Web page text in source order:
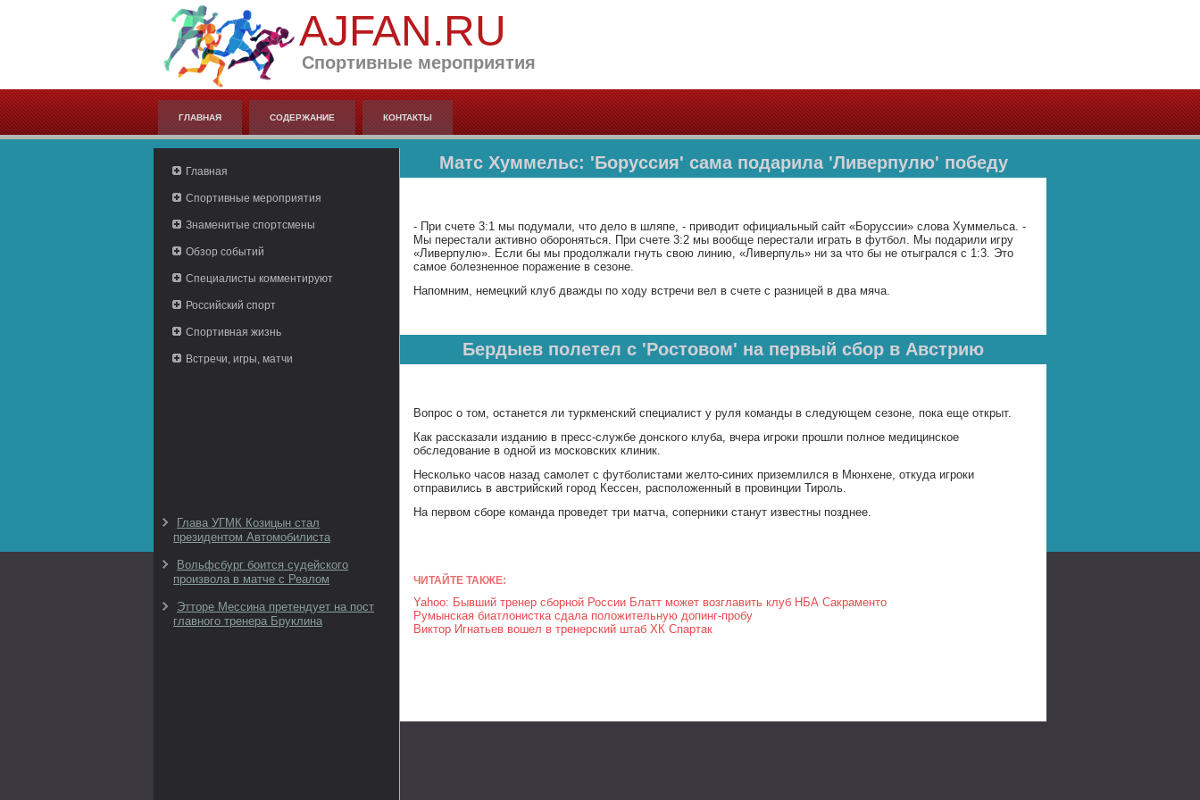
AJFAN.RU
Спортивные мероприятия
ГЛАВНАЯ СОДЕРЖАНИЕ КОНТАКТЫ
Главная
Спортивные мероприятия
Знаменитые спортсмены
Обзор событий
Специалисты комментируют
Российский спорт
Спортивная жизнь
Встречи, игры, матчи
Глава УГМК Козицын стал
президентом Автомобилиста
Вольфсбург боится судейского
произвола в матче с Реалом
Этторе Мессина претендует на пост
главного тренера Бруклина
Матс Хуммельс: 'Боруссия' сама подарила 'Ливерпулю' победу
- При счете 3:1 мы подумали, что дело в шляпе, - приводит официальный сайт «Боруссии» слова Хуммельса. -
Мы перестали активно обороняться. При счете 3:2 мы вообще перестали играть в футбол. Мы подарили игру
«Ливерпулю». Если бы мы продолжали гнуть свою линию, «Ливерпуль» ни за что бы не отыгрался с 1:3. Это
самое болезненное поражение в сезоне.
Напомним, немецкий клуб дважды по ходу встречи вел в счете с разницей в два мяча.
Бердыев полетел с 'Ростовом' на первый сбор в Австрию
Вопрос о том, останется ли туркменский специалист у руля команды в следующем сезоне, пока еще открыт.
Как рассказали изданию в пресс-службе донского клуба, вчера игроки прошли полное медицинское
обследование в одной из московских клиник.
Несколько часов назад самолет с футболистами желто-синих приземлился в Мюнхене, откуда игроки
отправились в австрийский город Кессен, расположенный в провинции Тироль.
На первом сборе команда проведет три матча, соперники станут известны позднее.
ЧИТАЙТЕ ТАКЖЕ:
Yahoo: Бывший тренер сборной России Блатт может возглавить клуб НБА Сакраменто
Румынская биатлонистка сдала положительную допинг-пробу
Виктор Игнатьев вошел в тренерский штаб ХК Спартак